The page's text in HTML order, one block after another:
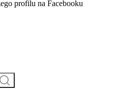
karcie
profilu na Facebooku
Szukaj